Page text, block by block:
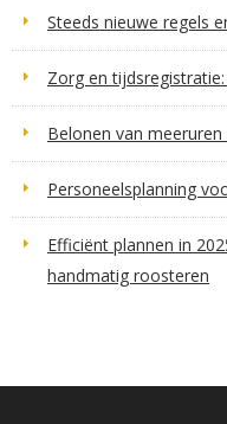
Steeds nieuwe regels
Zorg en
Belonen van
Personeelsplanning
Efficiënt plannen in
handmatig roosteren